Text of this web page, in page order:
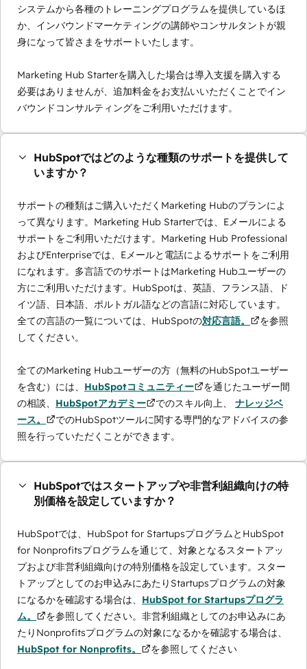
システムから各種のトレーニングプログラムを提供しているほ
か、インバウンドマーケティングの講師やコンサルタントが親
身になって皆さまをサポートいたします。
Marketing Hub Starterを購入した場合は導入支援を購入する
必要はありませんが、追加料金をお支払いいただくことでイン
バウンドコンサルティングをご利用いただけます。
HubSpotではどのような種類のサポートを提供して
いますか？
サポートの種類はご購入いただくMarketing Hubのプランによ
って異なります。Marketing Hub Starterでは、Eメールによる
サポートをご利用いただけます。Marketing Hub Professional
およびEnterpriseでは、Eメールと電話によるサポートをご利用
になれます。多言語でのサポートはMarketing Hubユーザーの
方にご利用いただけます。HubSpotは、英語、フランス語、ド
イツ語、日本語、ポルトガル語などの言語に対応しています。
全ての言語の一覧については、HubSpotの対応言語。
を参照
してください。
全てのMarketing Hubユーザーの方（無料のHubSpotユーザー
を含む）には、 HubSpotコミュニティー
を通じたユーザー間
の相談、 HubSpotアカデミー でのスキル向上、 ナレッジベ
ース。
でのHubSpotツールに関する専門的なアドバイスの参
照を行っていただくことができます。
HubSpotではスタートアップや非営利組織向けの特
別価格を設定していますか？
HubSpotでは、HubSpot for StartupsプログラムとHubSpot
for Nonprofitsプログラムを通じて、対象となるスタートアッ
プおよび非営利組織向けの特別価格を設定しています。スター
トアップとしてのお申込みにあたりStartupsプログラムの対象
になるかを確認する場合は、 HubSpot for Startupsプログラ
ム。
を参照してください。非営利組織としてのお申込みにあ
たりNonprofitsプログラムの対象になるかを確認する場合は、
HubSpot for Nonprofits。
を参照してください